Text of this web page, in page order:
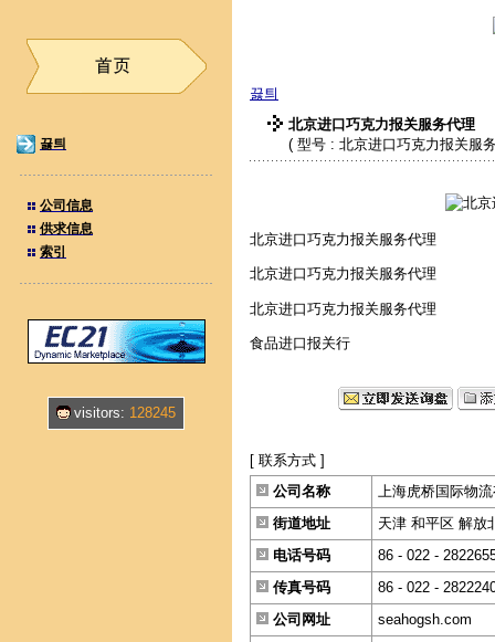
끓틔
公司信息
供求信息
索引
visitors: 128245
끓틔
北京进口巧克力报关服务代理
( 型号 : 北京进口巧克力报关服
北京进口巧克力报关服务代理
北京进口巧克力报关服务代理
北京进口巧克力报关服务代理
食品进口报关行
[ 联系方式 ]
公司名称
上海虎桥国际物
街道地址
天津 和平区 解放
电话号码
86 - 022 -
传真号码
86 - 022 -
公司网址
seahogsh.com